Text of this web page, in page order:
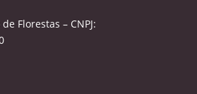
Florestas – CNPJ: